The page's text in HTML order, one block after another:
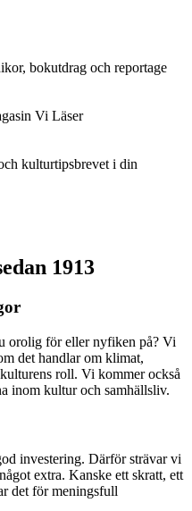
bokutdrag och reportage
Vi Läser
kulturtipsbrevet i din
1913
orolig för eller nyfiken på? Vi
det handlar om klimat,
roll. Vi kommer också
inom kultur och samhällsliv.
investering. Därför strävar vi
extra. Kanske ett skratt, ett
det för meningsfull